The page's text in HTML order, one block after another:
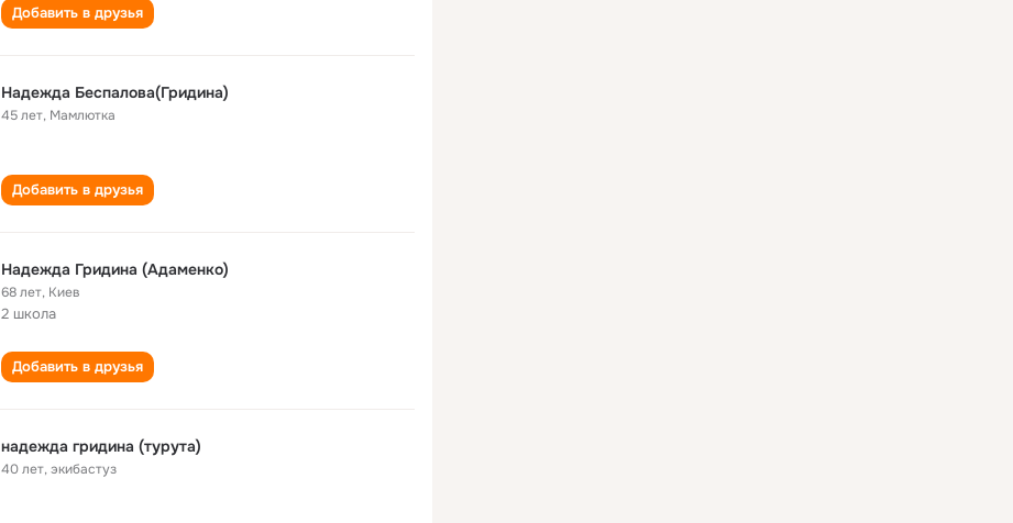
Добавить в друзья
Надежда Беспалова(Гридина)
45 лет, Мамлютка
Добавить в друзья
Надежда Гридина (Адаменко)
68 лет, Киев
2 школа
Добавить в друзья
надежда гридина (турута)
40 лет,экибастуз